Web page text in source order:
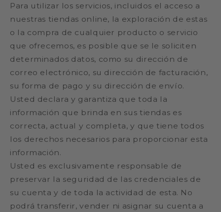
Para utilizar los servicios, incluidos el acceso a
nuestras tiendas online, la exploración de estas
o la compra de cualquier producto o servicio
que ofrecemos, es posible que se le soliciten
determinados datos, como su dirección de
correo electrónico, su dirección de facturación,
su forma de pago y su dirección de envío.
Usted declara y garantiza que toda la
información que brinda en sus tiendas es
correcta, actual y completa, y que tiene todos
los derechos necesarios para proporcionar esta
información.
Usted es exclusivamente responsable de
preservar la seguridad de las credenciales de
su cuenta y de toda la actividad de esta. No
podrá transferir, vender ni asignar su cuenta a